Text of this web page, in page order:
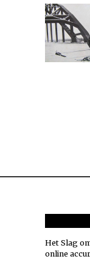
Het Slag
online